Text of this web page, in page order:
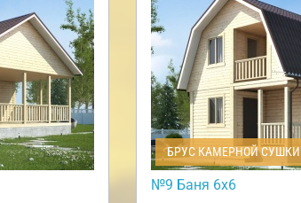
БРУС КАМЕРНОЙ СУШКИ
№9 Баня 6х6